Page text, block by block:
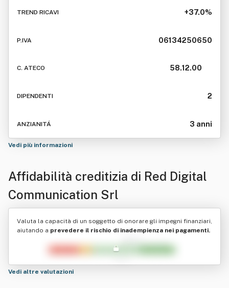
TREND RICAVI +37.0%
P.IVA 06134250650
C. ATECO 58.12.00
DIPENDENTI 2
ANZIANITÁ 3 anni
Vedi più informazioni
Affidabilità creditizia di Red Digital
Communication Srl
Valuta la capacità di un soggetto di onorare gli impegni finanziari,
aiutando a prevedere il rischio di inadempienza nei pagamenti.
Vedi altre valutazioni